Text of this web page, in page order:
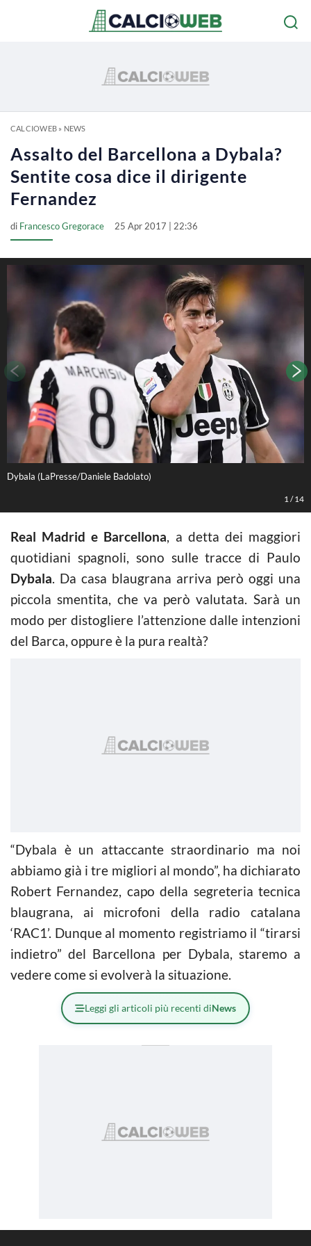
CALCIOWEB» NEWS
Assalto del Barcellona a Dybala?
Sentite cosa dice il dirigente
Fernandez
di Francesco Gregorace 25 Apr 2017 | 22:36
Dybala (LaPresse/Daniele Badolato)
1 /14
Real Madrid e Barcellona, a detta dei maggiori
quotidiani spagnoli, sono sulle tracce di Paulo
Dybala. Da casa blaugrana arriva però oggi una
piccola smentita, che va però valutata. Sarà un
modo per distogliere l’attenzione dalle intenzioni
del Barca, oppure è la pura realtà?
“Dybala è un attaccante straordinario ma noi
abbiamo già i tre migliori al mondo”, ha dichiarato
Robert Fernandez, capo della segreteria tecnica
blaugrana, ai microfoni della radio catalana
‘RAC1’. Dunque al momento registriamo il “tirarsi
indietro” del Barcellona per Dybala, staremo a
vedere come si evolverà la situazione.
Leggi gli articoli più recenti diNews